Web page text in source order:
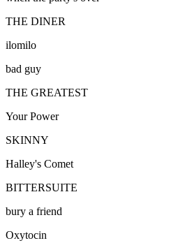
THE DINER
ilomilo
bad guy
THE GREATEST
Your Power
SKINNY
Halley's Comet
BITTERSUITE
bury a friend
Oxytocin